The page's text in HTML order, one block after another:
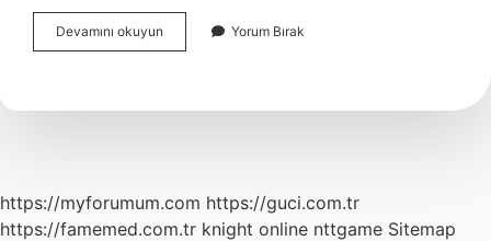
Devamını okuyun
In
Yorum Bırak
https://myforumum.com https://guci.com.tr
https://famemed.com.tr knight online nttgame Sitemap